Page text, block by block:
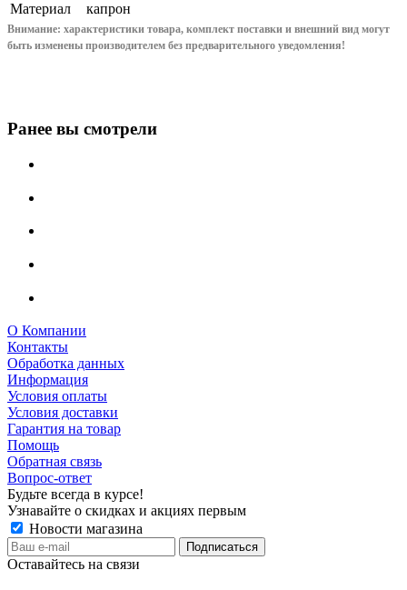
Материал
капрон
Внимание: характеристики товара, комплект поставки и внешний вид могут
быть изменены производителем без предварительного уведомления!
Ранее вы смотрели
О Компании
Контакты
Обработка данных
Информация
Условия оплаты
Условия доставки
Гарантия на товар
Помощь
Обратная связь
Вопрос-ответ
Будьте всегда в курсе!
Узнавайте о скидках и акциях первым
Новости магазина
Оставайтесь на связи